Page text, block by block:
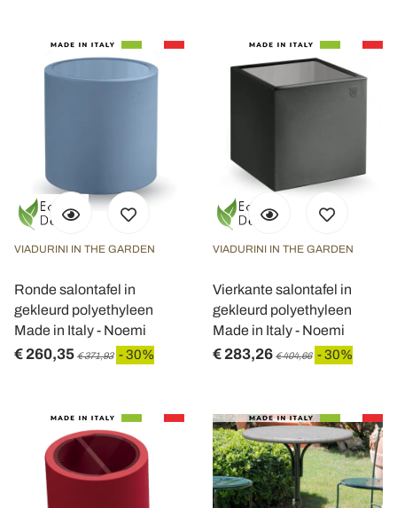
VIADURINI IN THE GARDEN
Ronde salontafel in
gekleurd polyethyleen
Made in Italy - Noemi
€ 260,35 € 371,93 - 30%
VIADURINI IN THE GARDEN
Vierkante salontafel in
gekleurd polyethyleen
Made in Italy - Noemi
€ 283,26 € 404,66 - 30%